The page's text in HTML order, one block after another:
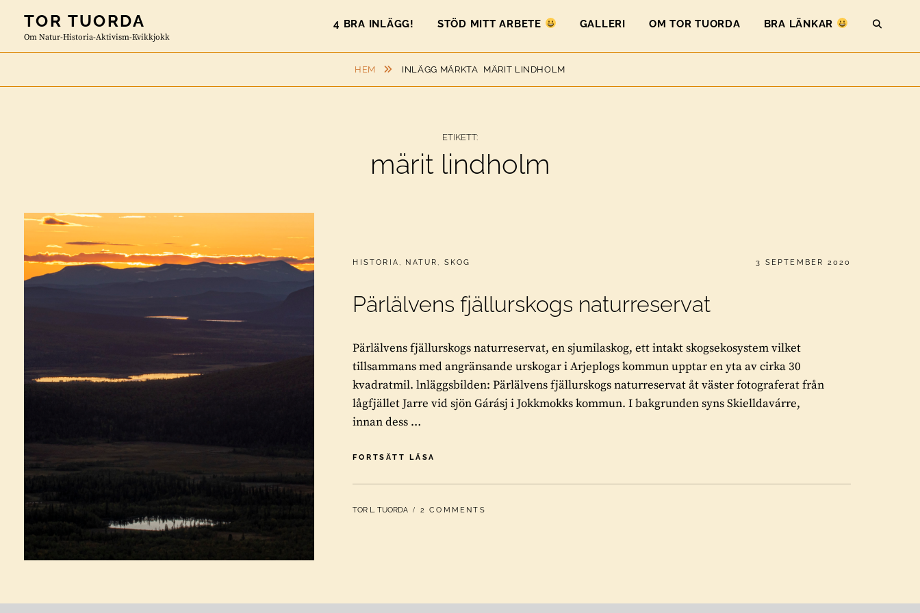
content
TOR TUORDA
Om Natur-Historia-Aktivism-Kvikkjokk
4 BRA INLÄGG! STÖD MITT ARBETE GALLERI OM TOR TUORDA BRA LÄNKAR
HEM INLÄGG MÄRKTA MÄRIT LINDHOLM
ETIKETT:
märit lindholm
CATEGORIES:
HISTORIA , NATUR , SKOG PUBLICERAT
3 SEPTEMBER 2020
Pärlälvens fjällurskogs naturreservat
Pärlälvens fjällurskogs naturreservat, en sjumilaskog, ett intakt skogsekosystem vilket
tillsammans med angränsande urskogar i Arjeplogs kommun upptar en yta av cirka 30
kvadratmil. lnläggsbilden: Pärlälvens fjällurskogs naturreservat åt väster fotograferat från
lågfjället Jarre vid sjön Gárásj i Jokkmokks kommun. I bakgrunden syns Skielldavárre,
innan dess …
FORTSÄTT LÄSA
NATURRESERVAT
BY
TOR L. TUORDA 2 COMMENTS